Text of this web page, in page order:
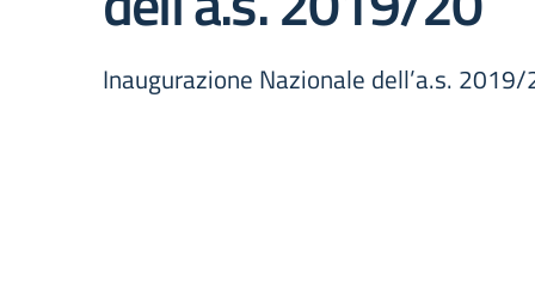
Inaugurazione Nazionale dell’a.s.